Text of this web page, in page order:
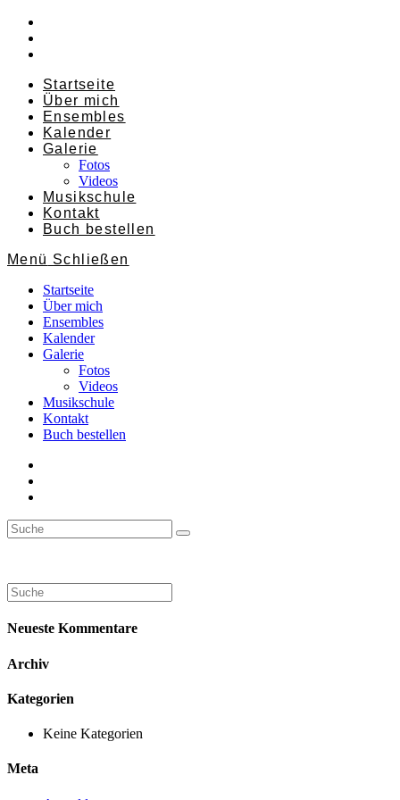
Zum
Inhalt
springen
Startseite
Über mich
Ensembles
Kalender
Galerie
Fotos
Videos
Musikschule
Kontakt
Buch bestellen
Menü Schließen
Startseite
Über mich
Ensembles
Kalender
Galerie
Fotos
Videos
Musikschule
Kontakt
Buch bestellen
Neueste Kommentare
Archiv
Kategorien
Keine Kategorien
Meta